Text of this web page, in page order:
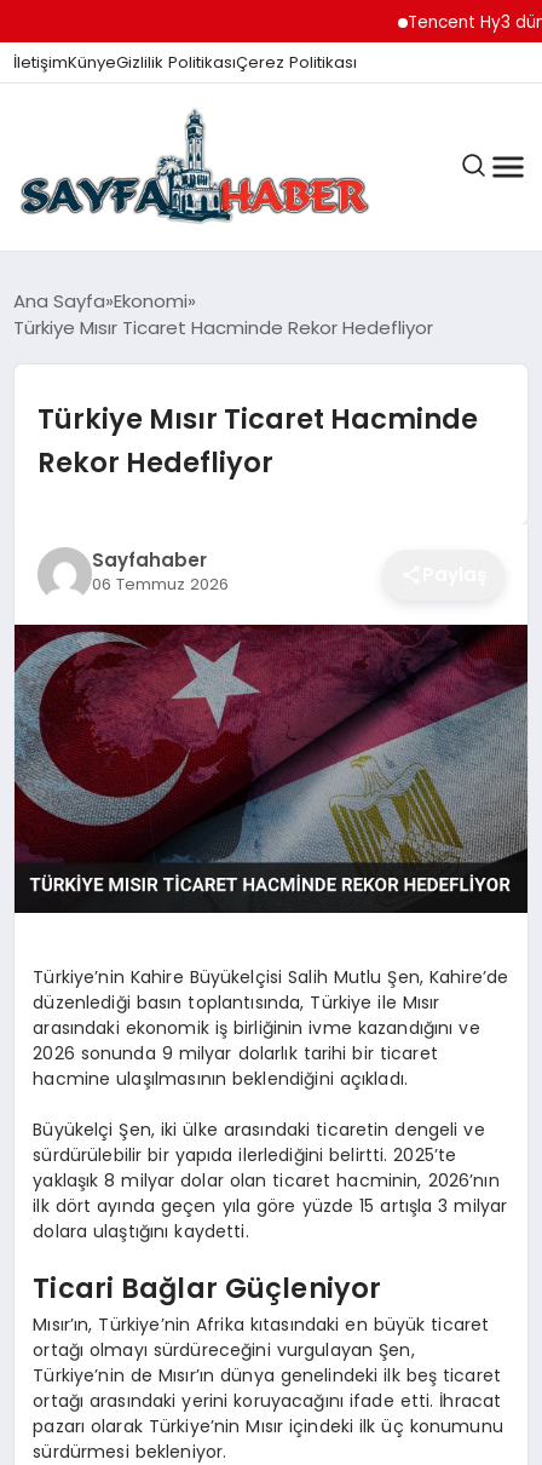
Tencent Hy3 dünya
İletişimKünyeGizlilik PolitikasıÇerez Politikası
ANA SAYFA
İZMIR HABERLERI
EĞITIM
EKONOMI
SAĞLIK
SPOR
DIĞER
Ana Sayfa Ekonomi
Türkiye Mısır Ticaret Hacminde Rekor Hedefliyor
Türkiye Mısır Ticaret Hacminde
Rekor Hedefliyor
Sayfahaber
06 Temmuz 2026
Türkiye’nin Kahire Büyükelçisi Salih Mutlu Şen, Kahire’de
düzenlediği basın toplantısında, Türkiye ile Mısır
arasındaki ekonomik iş birliğinin ivme kazandığını ve
2026 sonunda 9 milyar dolarlık tarihi bir ticaret
hacmine ulaşılmasının beklendiğini açıkladı.
Büyükelçi Şen, iki ülke arasındaki ticaretin dengeli ve
sürdürülebilir bir yapıda ilerlediğini belirtti. 2025’te
yaklaşık 8 milyar dolar olan ticaret hacminin, 2026’nın
ilk dört ayında geçen yıla göre yüzde 15 artışla 3 milyar
dolara ulaştığını kaydetti.
Ticari Bağlar Güçleniyor
Mısır’ın, Türkiye’nin Afrika kıtasındaki en büyük ticaret
ortağı olmayı sürdüreceğini vurgulayan Şen,
Türkiye’nin de Mısır’ın dünya genelindeki ilk beş ticaret
ortağı arasındaki yerini koruyacağını ifade etti. İhracat
pazarı olarak Türkiye’nin Mısır içindeki ilk üç konumunu
sürdürmesi bekleniyor.